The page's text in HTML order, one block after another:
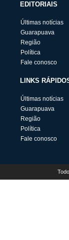
EDITORIAIS
Últimas notícias
Guarapuava
Região
Política
Fale conosco
LINKS
Últimas notícias
Guarapuava
Região
Política
Fale conosco